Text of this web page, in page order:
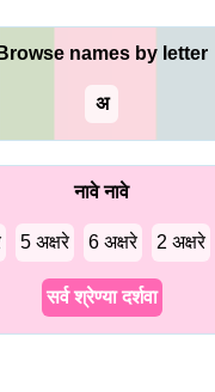
Browse names by letter
अ
नावे नावे
5 अक्षरे 6 अक्षरे 2 अक्षरे
सर्व श्रेण्या दर्शवा